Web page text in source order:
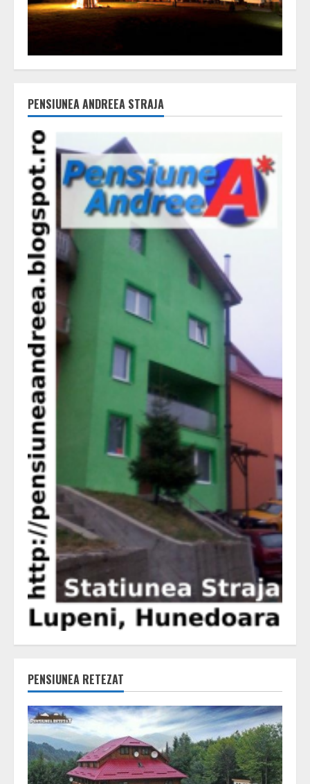
PENSIUNEA ANDREEA STRAJA
PENSIUNEA RETEZAT